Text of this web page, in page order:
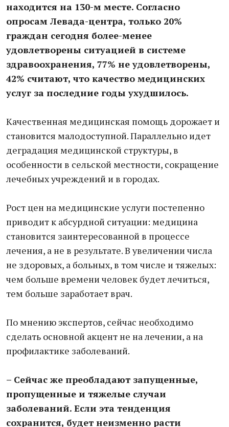
находится на 130-м месте. Согласно
опросам Левада-центра, только 20%
граждан сегодня более-менее
удовлетворены ситуацией в системе
здравоохранения, 77% не удовлетворены,
42% считают, что качество медицинских
услуг за последние годы ухудшилось.
Качественная медицинская помощь дорожает и
становится малодоступной. Параллельно идет
деградация медицинской структуры, в
особенности в сельской местности, сокращение
лечебных учреждений и в городах.
Рост цен на медицинские услуги постепенно
приводит к абсурдной ситуации: медицина
становится заинтересованной в процессе
лечения, а не в результате. В увеличении числа
не здоровых, а больных, в том числе и тяжелых:
чем больше времени человек будет лечиться,
тем больше заработает врач.
По мнению экспертов, сейчас необходимо
сделать основной акцент не на лечении, а на
профилактике заболеваний.
– Сейчас же преобладают запущенные,
пропущенные и тяжелые случаи
заболеваний. Если эта тенденция
сохранится, будет неизменно расти